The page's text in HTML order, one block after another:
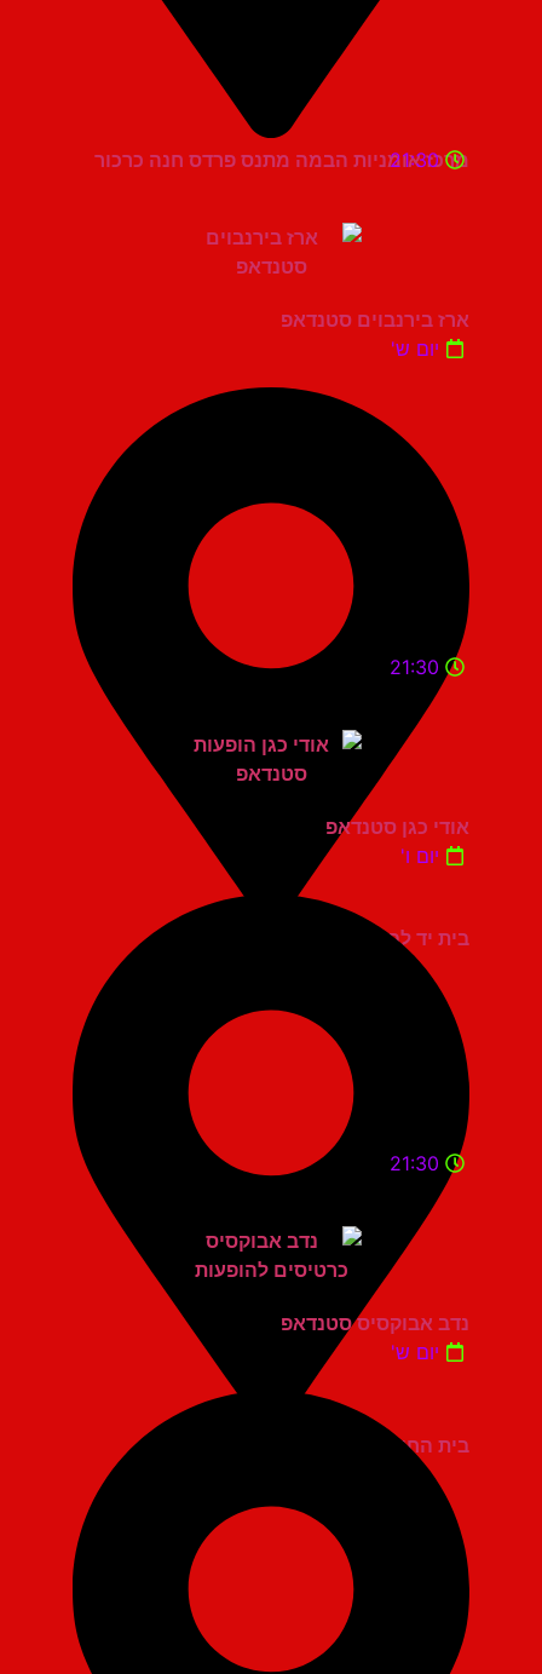
מרכז אומניות הבמה מתנס פרדס חנה כרכור
21:30
ארז בירנבוים סטנדאפ
יום ש'
בית יד לבנים אשדוד
21:30
אודי כגן סטנדאפ
יום ו'
בית החייל תל אביב
21:30
נדב אבוקסיס סטנדאפ
יום ש'